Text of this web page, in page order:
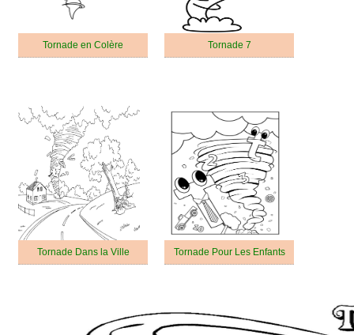
Tornade en Colère Tornade 7
Tornade Dans la Ville Tornade Pour Les Enfants